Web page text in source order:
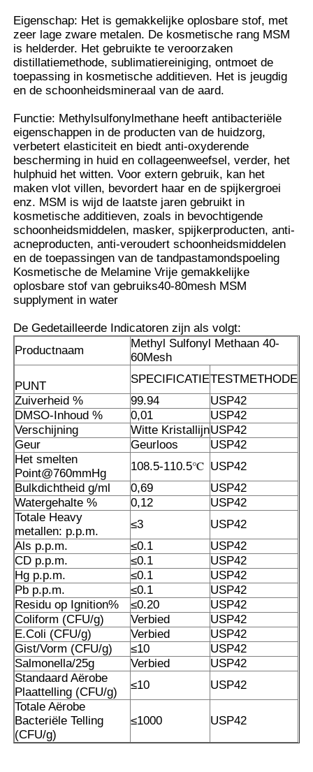
MSM-Poeder
MSM Methylsulfonylmethaan
Dimethyl Sulfon van MSM
MSM Groothandel
Dimethyl Sulfoxide van DMSO
MSM-Supplement
Het Gezamenlijke Supplement van MSM voor Paarden
MSM-Haarpoeder
De Organische Zwavel van MSM
Zuivere MSM-Kristallen
Eigenschap: Het is gemakkelijke oplosbare stof, met
zeer lage zware metalen. De kosmetische rang MSM
is helderder. Het gebruikte te veroorzaken
distillatiemethode, sublimatiereiniging, ontmoet de
toepassing in kosmetische additieven. Het is jeugdig
en de schoonheidsmineraal van de aard.
Functie: Methylsulfonylmethane heeft antibacteriële
eigenschappen in de producten van de huidzorg,
verbetert elasticiteit en biedt anti-oxyderende
bescherming in huid en collageenweefsel, verder, het
hulphuid het witten. Voor extern gebruik, kan het
maken vlot villen, bevordert haar en de spijkergroei
enz. MSM is wijd de laatste jaren gebruikt in
kosmetische additieven, zoals in bevochtigende
schoonheidsmiddelen, masker, spijkerproducten, anti-
acneproducten, anti-veroudert schoonheidsmiddelen
en de toepassingen van de tandpastamondspoeling
Kosmetische de Melamine Vrije gemakkelijke
oplosbare stof van gebruiks40-80mesh MSM
supplyment in water
De Gedetailleerde Indicatoren zijn als volgt:
Productnaam
Methyl Sulfonyl Methaan 40-
60Mesh
PUNT
SPECIFICATIETESTMETHODE
Zuiverheid %
99.94
USP42
DMSO-Inhoud %
0,01
USP42
Verschijning
Witte KristallijnUSP42
Geur
Geurloos
USP42
Het smelten
Point@760mmHg
108.5-110.5℃ USP42
Bulkdichtheid g/ml
0,69
USP42
Watergehalte %
0,12
USP42
Totale Heavy
metallen: p.p.m.
≤3
USP42
Als p.p.m.
≤0.1
USP42
CD p.p.m.
≤0.1
USP42
Hg p.p.m.
≤0.1
USP42
Pb p.p.m.
≤0.1
USP42
Residu op Ignition%
≤0.20
USP42
Coliform (CFU/g)
Verbied
USP42
E.Coli (CFU/g)
Verbied
USP42
Gist/Vorm (CFU/g)
≤10
USP42
Salmonella/25g
Verbied
USP42
Standaard Aërobe
Plaattelling (CFU/g)
≤10
USP42
Totale Aërobe
Bacteriële Telling
(CFU/g)
≤1000 USP42